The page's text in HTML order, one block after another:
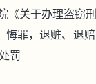
关于办理盗窃
罪，退赃、退
罚